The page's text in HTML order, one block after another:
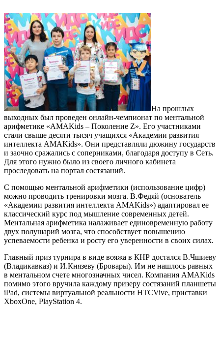
На прошлых
выходных был проведен онлайн-чемпионат по ментальной
арифметике «AMAKids – Поколение Z». Его участниками
стали свыше десяти тысяч учащихся «Академии развития
интеллекта AMAKids». Они представляли дюжину государств
и заочно сражались с соперниками, благодаря доступу в Сеть.
Для этого нужно было из своего личного кабинета
проследовать на портал состязаний.
С помощью ментальной арифметики (использование цифр)
можно проводить тренировки мозга. В.Федяй (основатель
«Академии развития интеллекта AMAKids») адаптировал ее
классический курс под мышление современных детей.
Ментальная арифметика налаживает единовременную работу
двух полушарий мозга, что способствует повышению
успеваемости ребенка и росту его уверенности в своих силах.
Главный приз турнира в виде вояжа в КНР достался В.Чшиеву
(Владикавказ) и И.Князеву (Бровары). Им не нашлось равных
в ментальном счете многозначных чисел. Компания AMAKids
помимо этого вручила каждому призеру состязаний планшеты
iPad, системы виртуальной реальности HTCVive, приставки
XboxOne, PlayStation 4.